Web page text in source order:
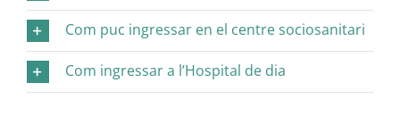
Com puc ingressar en el centre sociosanitari
Com ingressar a l’Hospital de dia